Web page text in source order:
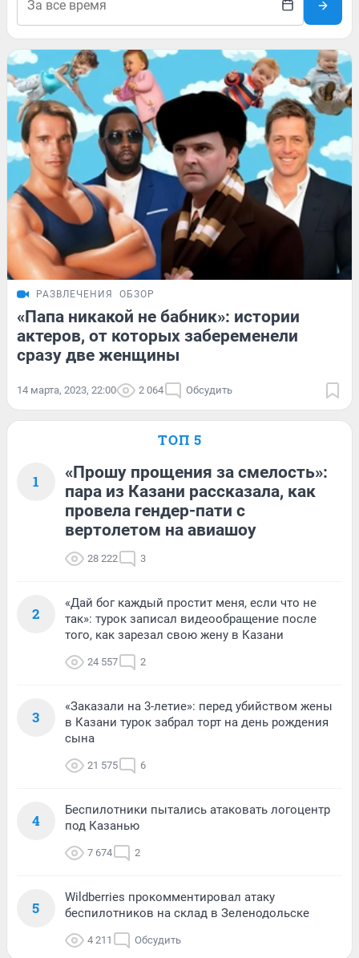
РАЗВЛЕЧЕНИЯ ОБЗОР
«Папа никакой не бабник»: истории
актеров, от которых забеременели
сразу две женщины
14 марта, 2023, 22:00 2 064 Обсудить
ТОП 5
1
«Прошу прощения за смелость»:
пара из Казани рассказала, как
провела гендер-пати с
вертолетом на авиашоу
28 222 3
2
«Дай бог каждый простит меня, если что не
так»: турок записал видеообращение после
того, как зарезал свою жену в Казани
24 557 2
3
«Заказали на 3-летие»: перед убийством жены
в Казани турок забрал торт на день рождения
сына
21 575 6
4
Беспилотники пытались атаковать логоцентр
под Казанью
7 674 2
5
Wildberries прокомментировал атаку
беспилотников на склад в Зеленодольске
4 211 Обсудить